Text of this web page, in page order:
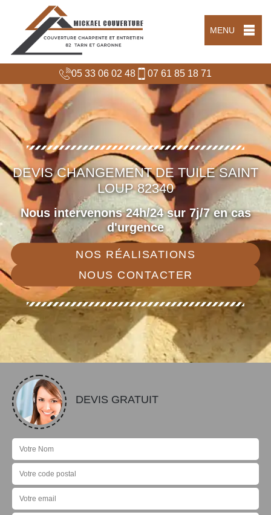
MENU
05 33 06 02 48 07 61 85 18 71
DEVIS CHANGEMENT DE TUILE SAINT
LOUP 82340
Nous intervenons 24h/24 sur 7j/7 en cas
d'urgence
NOS RÉALISATIONS
NOUS CONTACTER
DEVIS GRATUIT